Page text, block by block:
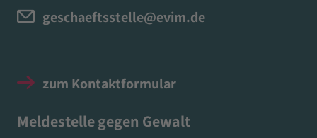
geschaeftsstelle@evim.de
zum Kontaktformular
Meldestelle gegen Gewalt